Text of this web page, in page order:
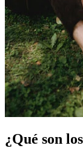
¿Qué son